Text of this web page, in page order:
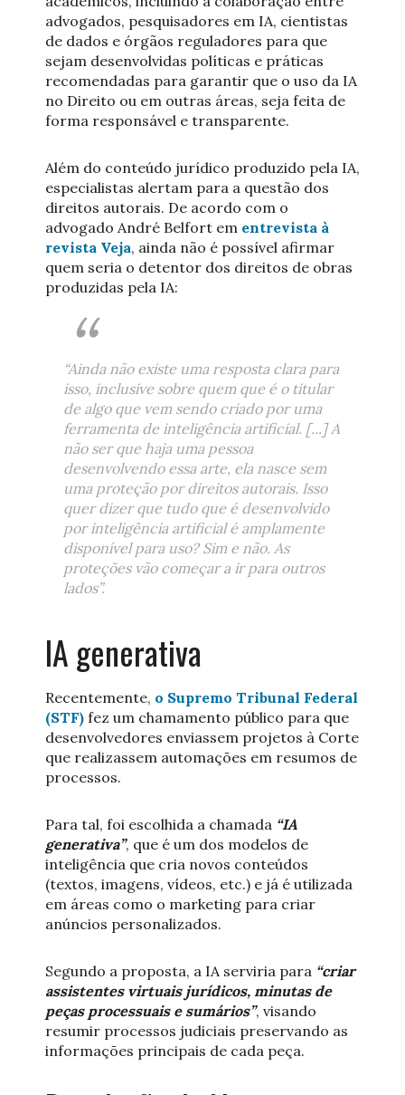
advogados, pesquisadores em IA, cientistas
de dados e órgãos reguladores para que
sejam desenvolvidas políticas e práticas
recomendadas para garantir que o uso da IA
no Direito ou em outras áreas, seja feita de
forma responsável e transparente.
Além do conteúdo jurídico produzido pela IA,
especialistas alertam para a questão dos
direitos autorais. De acordo com o
advogado André Belfort em entrevista à
revista Veja, ainda não é possível afirmar
quem seria o detentor dos direitos de obras
produzidas pela IA:
“Ainda não existe uma resposta clara para
isso, inclusive sobre quem que é o titular
de algo que vem sendo criado por uma
ferramenta de inteligência artificial. [...] A
não ser que haja uma pessoa
desenvolvendo essa arte, ela nasce sem
uma proteção por direitos autorais. Isso
quer dizer que tudo que é desenvolvido
por inteligência artificial é amplamente
disponível para uso? Sim e não. As
proteções vão começar a ir para outros
lados”.
IA generativa
Recentemente, o Supremo Tribunal Federal
(STF) fez um chamamento público para que
desenvolvedores enviassem projetos à Corte
que realizassem automações em resumos de
processos.
Para tal, foi escolhida a chamada “IA
generativa”, que é um dos modelos de
inteligência que cria novos conteúdos
(textos, imagens, vídeos, etc.) e já é utilizada
em áreas como o marketing para criar
anúncios personalizados.
Segundo a proposta, a IA serviria para “criar
assistentes virtuais jurídicos, minutas de
peças processuais e sumários”, visando
resumir processos judiciais preservando as
informações principais de cada peça.